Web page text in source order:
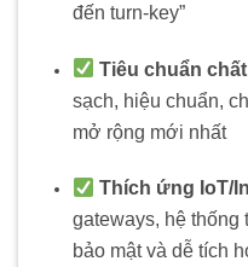
đến turn‑key”
Tiêu chuẩn
sạch, hiệu chuẩn,
mở rộng mới nhất
Thích ứng IoT/
gateways, hệ thống
bảo mật và dễ tích